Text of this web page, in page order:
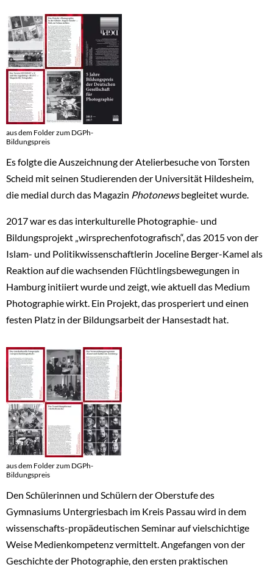
aus dem Folder zum DGPh-
Bildungspreis
Es folgte die Auszeichnung der Atelierbesuche von Torsten
Scheid mit seinen Studierenden der Universität Hildesheim,
die medial durch das Magazin Photonewsbegleitet wurde.
2017 war es das interkulturelle Photographie- und
Bildungsprojekt „wirsprechenfotografisch“, das 2015 von der
Islam- und Politikwissenschaftlerin Joceline Berger-Kamel als
Reaktion auf die wachsenden Flüchtlingsbewegungen in
Hamburg initiiert wurde und zeigt, wie aktuell das Medium
Photographie wirkt. Ein Projekt, das prosperiert und einen
festen Platz in der Bildungsarbeit der Hansestadt hat.
aus dem Folder zum DGPh-
Bildungspreis
Den Schülerinnen und Schülern der Oberstufe des
Gymnasiums Untergriesbach im Kreis Passau wird in dem
wissenschafts-propädeutischen Seminar auf vielschichtige
Weise Medienkompetenz vermittelt. Angefangen von der
Geschichte der Photographie, den ersten praktischen